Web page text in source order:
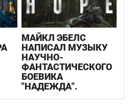
МАЙКЛ ЭБЕЛС
НАПИСАЛ МУЗЫКУ
НАУЧНО-
ФАНТАСТИЧЕСКОГО
БОЕВИКА
"НАДЕЖДА".